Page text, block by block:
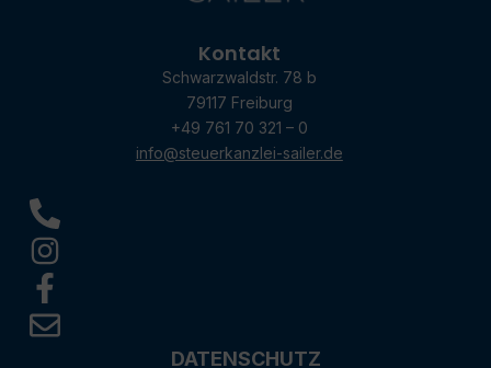
Kontakt
Schwarzwaldstr. 78 b
79117 Freiburg
+49 761 70 321 – 0
info@steuerkanzlei-sailer.de
DATENSCHUTZ